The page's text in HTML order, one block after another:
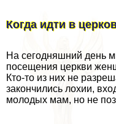
Когда идти в
На сегодняшний день
посещения церкви
Кто-то из них не
закончились лохии,
молодых мам, но не